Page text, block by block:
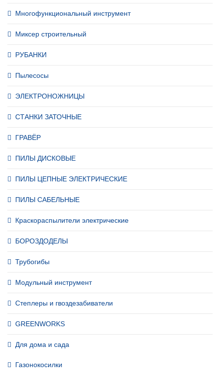
Многофункциональный инструмент
Миксер строительный
РУБАНКИ
Пылесосы
ЭЛЕКТРОНОЖНИЦЫ
СТАНКИ ЗАТОЧНЫЕ
ГРАВЁР
ПИЛЫ ДИСКОВЫЕ
ПИЛЫ ЦЕПНЫЕ ЭЛЕКТРИЧЕСКИЕ
ПИЛЫ САБЕЛЬНЫЕ
Краскораспылители электрические
БОРОЗДОДЕЛЫ
Трубогибы
Модульный инструмент
Степлеры и гвоздезабиватели
GREENWORKS
Для дома и сада
Газонокосилки